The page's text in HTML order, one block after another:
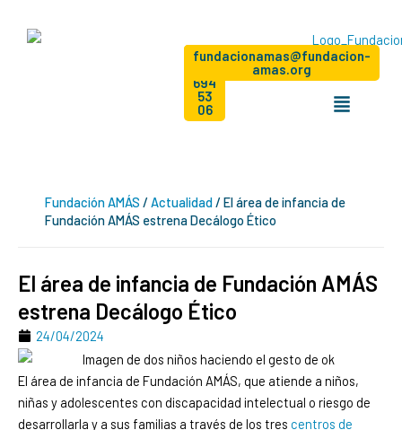
Dona
+34
694
53
06
Hazte
fundacionamas@fundacion-
amas.org
Menú
Fundación AMÁS /Actualidad/El área de infancia de
Fundación AMÁS estrena Decálogo Ético
El área de infancia de Fundación AMÁS
estrena Decálogo Ético
24/04/2024
El área de infancia de Fundación AMÁS, que atiende a niños,
niñas y adolescentes con discapacidad intelectual o riesgo de
desarrollarla y a sus familias a través de los tres centros de